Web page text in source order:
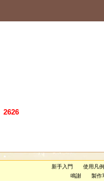
2626
新手入門 使用凡例
鳴謝
製作